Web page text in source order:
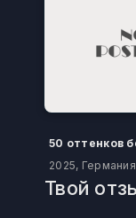
2025, Германия
Твой